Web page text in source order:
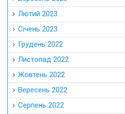
Лютий 2023
Січень 2023
Грудень 2022
Листопад 2022
Жовтень 2022
Вересень 2022
Серпень 2022